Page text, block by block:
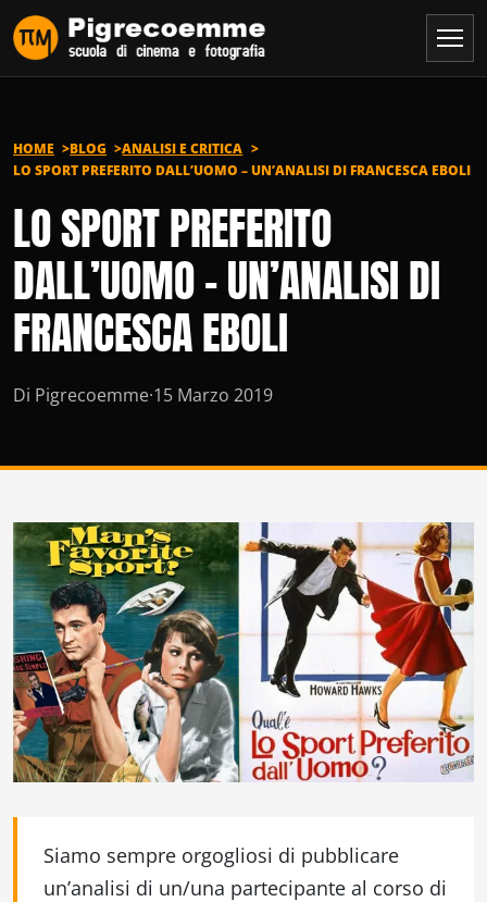
Vai al contenuto
HOME BLOG
ANALISI E CRITICA
LO SPORT PREFERITO DALL’UOMO – UN’ANALISI DI FRANCESCA EBOLI
LO SPORT PREFERITO
DALL’UOMO – UN’ANALISI DI
FRANCESCA EBOLI
Di Pigrecoemme·15 Marzo 2019
Siamo sempre orgogliosi di pubblicare
un’analisi di un/una partecipante al corso di